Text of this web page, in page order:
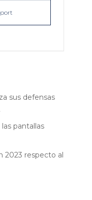
sus defensas
pantallas
2023 respecto al